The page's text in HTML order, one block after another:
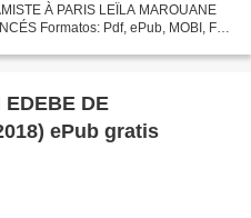
À PARIS LEÏLA MAROUANE
Formatos: Pdf, ePub, MOBI, FB2
EDEBE DE
LITERATURA JUVENIL 2018) ePub gratis